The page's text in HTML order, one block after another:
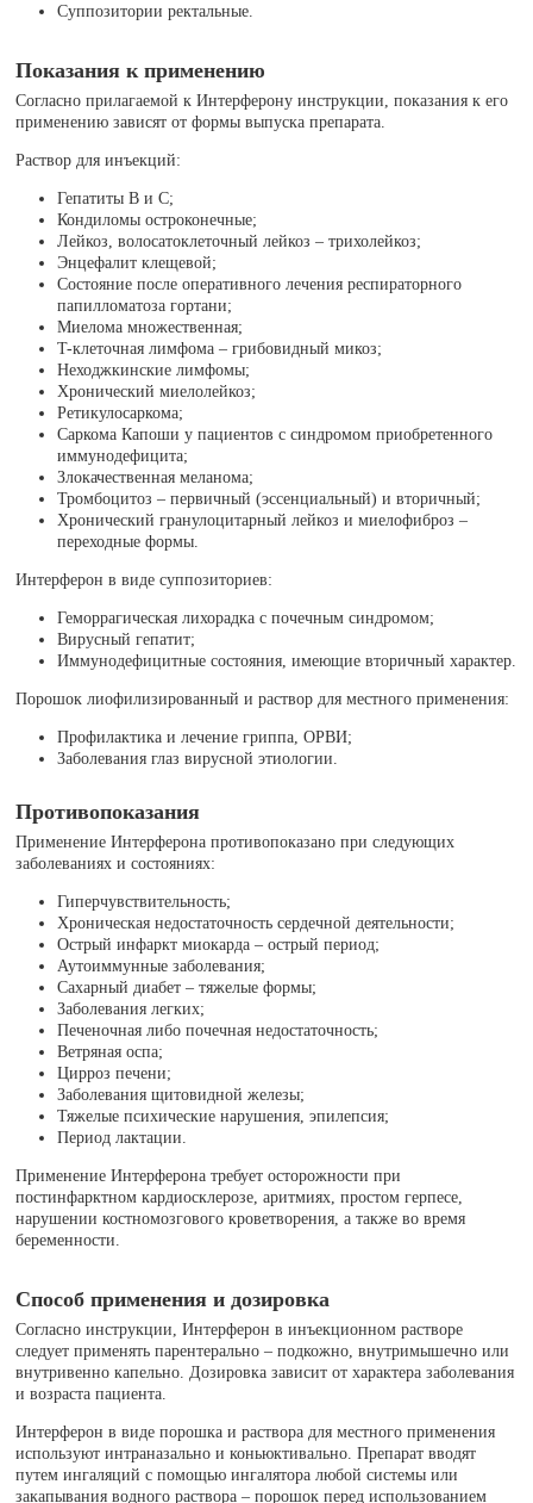
Суппозитории ректальные.
Показания к применению
Согласно прилагаемой к Интерферону инструкции, показания к его
применению зависят от формы выпуска препарата.
Раствор для инъекций:
Гепатиты В и C;
Кондиломы остроконечные;
Лейкоз, волосатоклеточный лейкоз – трихолейкоз;
Энцефалит клещевой;
Состояние после оперативного лечения респираторного
папилломатоза гортани;
Миелома множественная;
T-клеточная лимфома – грибовидный микоз;
Неходжкинские лимфомы;
Хронический миелолейкоз;
Ретикулосаркома;
Саркома Капоши у пациентов с синдромом приобретенного
иммунодефицита;
Злокачественная меланома;
Тромбоцитоз – первичный (эссенциальный) и вторичный;
Хронический гранулоцитарный лейкоз и миелофиброз –
переходные формы.
Интерферон в виде суппозиториев:
Геморрагическая лихорадка с почечным синдромом;
Вирусный гепатит;
Иммунодефицитные состояния, имеющие вторичный характер.
Порошок лиофилизированный и раствор для местного применения:
Профилактика и лечение гриппа, ОРВИ;
Заболевания глаз вирусной этиологии.
Противопоказания
Применение Интерферона противопоказано при следующих
заболеваниях и состояниях:
Гиперчувствительность;
Хроническая недостаточность сердечной деятельности;
Острый инфаркт миокарда – острый период;
Аутоиммунные заболевания;
Сахарный диабет – тяжелые формы;
Заболевания легких;
Печеночная либо почечная недостаточность;
Ветряная оспа;
Цирроз печени;
Заболевания щитовидной железы;
Тяжелые психические нарушения, эпилепсия;
Период лактации.
Применение Интерферона требует осторожности при
постинфарктном кардиосклерозе, аритмиях, простом герпесе,
нарушении костномозгового кроветворения, а также во время
беременности.
Способ применения и дозировка
Согласно инструкции, Интерферон в инъекционном растворе
следует применять парентерально – подкожно, внутримышечно или
внутривенно капельно. Дозировка зависит от характера заболевания
и возраста пациента.
Интерферон в виде порошка и раствора для местного применения
используют интраназально и коньюктивально. Препарат вводят
путем ингаляций с помощью ингалятора любой системы или
закапывания водного раствора – порошок перед использованием